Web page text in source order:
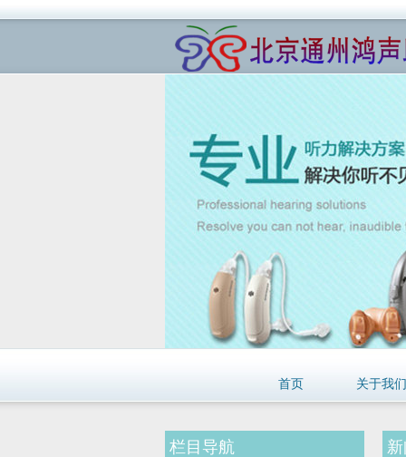
首页 关于我们
栏目导航